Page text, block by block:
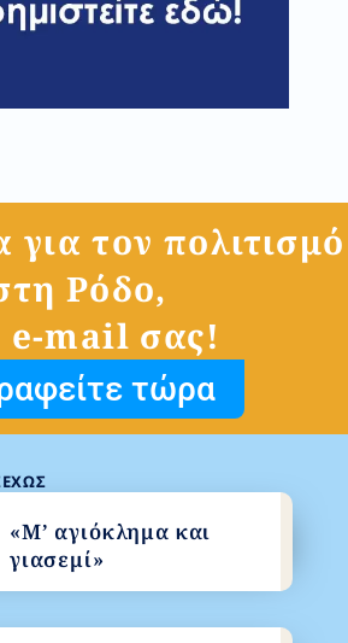
τον πολιτισμό
Ρόδο,
e-mail σας!
τώρα
«Μ’ αγιόκλημα και
γιασεμί»